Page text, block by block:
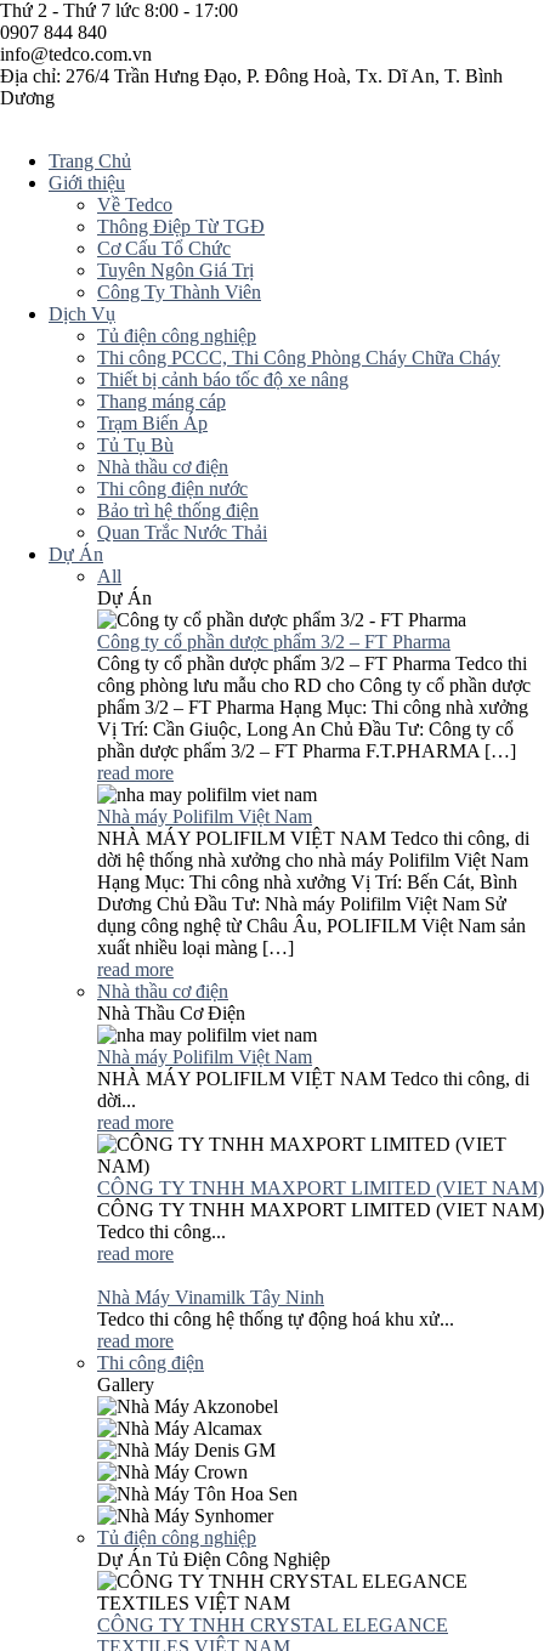
Thứ 2 - Thứ 7 lức 8:00 - 17:00
0907 844 840
info@tedco.com.vn
Địa chỉ: 276/4 Trần Hưng Đạo, P. Đông Hoà, Tx. Dĩ An, T. Bình
Dương
Trang Chủ
Giới thiệu
Về Tedco
Thông Điệp Từ TGĐ
Cơ Cấu Tổ Chức
Tuyên Ngôn Giá Trị
Công Ty Thành Viên
Dịch Vụ
Tủ điện công nghiệp
Thi công PCCC, Thi Công Phòng Cháy Chữa Cháy
Thiết bị cảnh báo tốc độ xe nâng
Thang máng cáp
Trạm Biến Áp
Tủ Tụ Bù
Nhà thầu cơ điện
Thi công điện nước
Bảo trì hệ thống điện
Quan Trắc Nước Thải
Dự Án
All
Dự Án
Công ty cổ phần dược phẩm 3/2 – FT Pharma
Công ty cổ phần dược phẩm 3/2 – FT Pharma Tedco thi
công phòng lưu mẫu cho RD cho Công ty cổ phần dược
phẩm 3/2 – FT Pharma Hạng Mục: Thi công nhà xưởng
Vị Trí: Cần Giuộc, Long An Chủ Đầu Tư: Công ty cổ
phần dược phẩm 3/2 – FT Pharma F.T.PHARMA […]
read more
Nhà máy Polifilm Việt Nam
NHÀ MÁY POLIFILM VIỆT NAM Tedco thi công, di
dời hệ thống nhà xưởng cho nhà máy Polifilm Việt Nam
Hạng Mục: Thi công nhà xưởng Vị Trí: Bến Cát, Bình
Dương Chủ Đầu Tư: Nhà máy Polifilm Việt Nam Sử
dụng công nghệ từ Châu Âu, POLIFILM Việt Nam sản
xuất nhiều loại màng […]
read more
Nhà thầu cơ điện
Nhà Thầu Cơ Điện
Nhà máy Polifilm Việt Nam
NHÀ MÁY POLIFILM VIỆT NAM Tedco thi công, di
dời...
read more
CÔNG TY TNHH MAXPORT LIMITED (VIET NAM)
CÔNG TY TNHH MAXPORT LIMITED (VIET NAM)
Tedco thi công...
read more
Nhà Máy Vinamilk Tây Ninh
Tedco thi công hệ thống tự động hoá khu xử...
read more
Thi công điện
Gallery
Tủ điện công nghiệp
Dự Án Tủ Điện Công Nghiệp
CÔNG TY TNHH CRYSTAL ELEGANCE
TEXTILES VIỆT NAM